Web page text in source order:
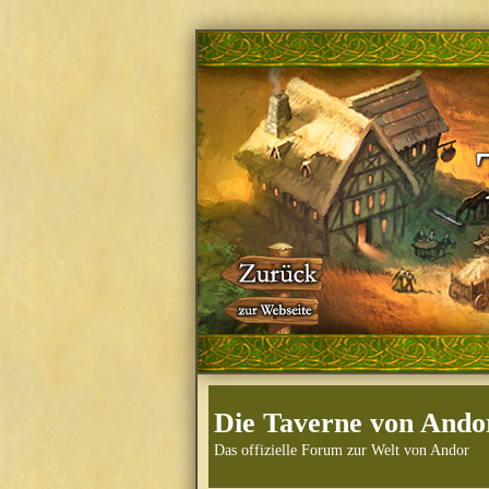
Die Taverne von
Das offizielle Forum zur Welt von Andor